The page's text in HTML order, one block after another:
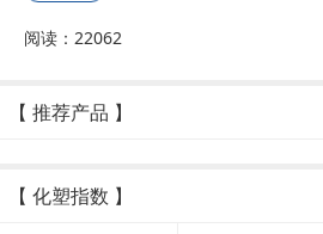
阅读：22062
【 推荐产品 】
【 化塑指数 】